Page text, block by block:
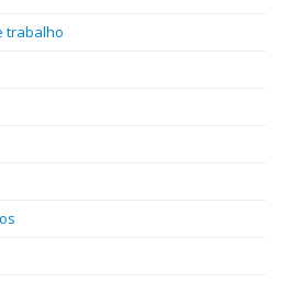
trabalho